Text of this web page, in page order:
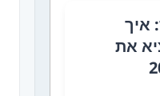
איך
את